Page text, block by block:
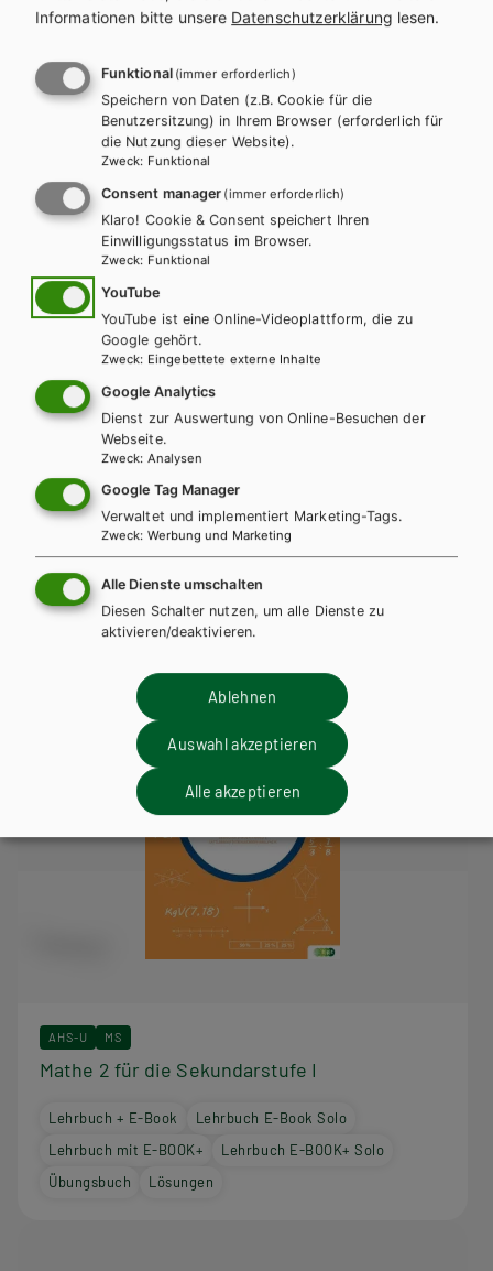
MS
Mathe 1 für die Sekundarstufe I
Lehrbuch + E-Book
Lehrbuch E-Book Solo
Lehrbuch mit E-BOOK+
Lehrbuch E-BOOK+ Solo
Übungsbuch
Lösungen
AHS-U MS
Mathe 2 für die Sekundarstufe I
Lehrbuch + E-Book
Lehrbuch E-Book Solo
Lehrbuch mit E-BOOK+
Lehrbuch E-BOOK+ Solo
Übungsbuch
Lösungen
Informationen bitte unsere Datenschutzerklärung lesen.
Funktional (immer erforderlich)
Speichern von Daten (z.B. Cookie für die
Benutzersitzung) in Ihrem Browser (erforderlich für
die Nutzung dieser Website).
Zweck: Funktional
Consent manager (immer erforderlich)
Klaro! Cookie & Consent speichert Ihren
Einwilligungsstatus im Browser.
Zweck: Funktional
YouTube
YouTube ist eine Online-Videoplattform, die zu
Google gehört.
Zweck: Eingebettete externe Inhalte
Google Analytics
Dienst zur Auswertung von Online-Besuchen der
Webseite.
Zweck: Analysen
Google Tag Manager
Verwaltet und implementiert Marketing-Tags.
Zweck: Werbung und Marketing
Alle Dienste umschalten
Diesen Schalter nutzen, um alle Dienste zu
aktivieren/deaktivieren.
Ablehnen
Auswahl akzeptieren
Alle akzeptieren